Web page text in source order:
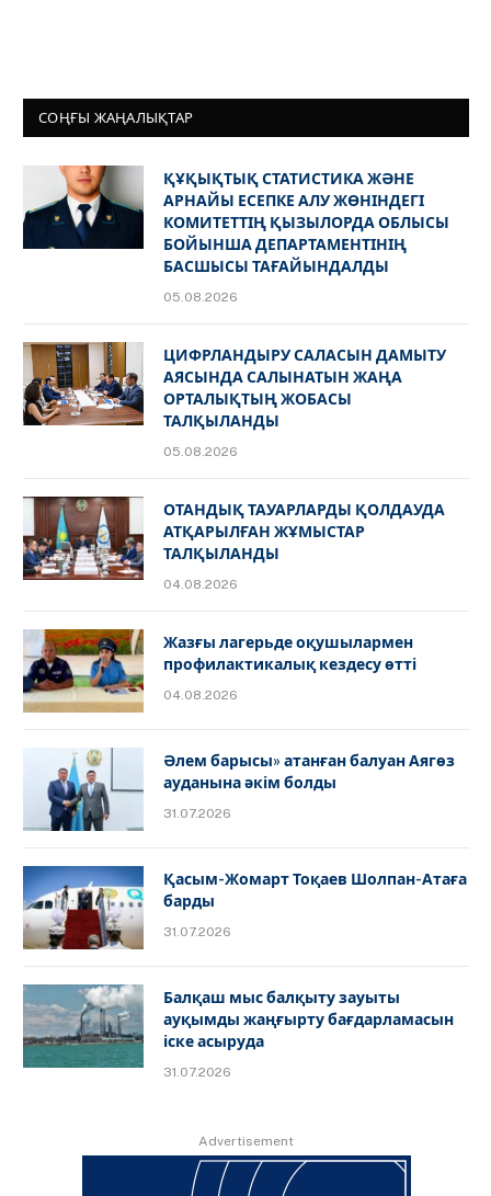
СОҢҒЫ ЖАҢАЛЫҚТАР
ҚҰҚЫҚТЫҚ СТАТИСТИКА ЖӘНЕ
АРНАЙЫ ЕСЕПКЕ АЛУ ЖӨНІНДЕГІ
КОМИТЕТТІҢ ҚЫЗЫЛОРДА ОБЛЫСЫ
БОЙЫНША ДЕПАРТАМЕНТІНІҢ
БАСШЫСЫ ТАҒАЙЫНДАЛДЫ
05.08.2026
ЦИФРЛАНДЫРУ САЛАСЫН ДАМЫТУ
АЯСЫНДА САЛЫНАТЫН ЖАҢА
ОРТАЛЫҚТЫҢ ЖОБАСЫ
ТАЛҚЫЛАНДЫ
05.08.2026
ОТАНДЫҚ ТАУАРЛАРДЫ ҚОЛДАУДА
АТҚАРЫЛҒАН ЖҰМЫСТАР
ТАЛҚЫЛАНДЫ
04.08.2026
Жазғы лагерьде оқушылармен
профилактикалық кездесу өтті
04.08.2026
Әлем барысы» атанған балуан Аягөз
ауданына әкім болды
31.07.2026
Қасым-Жомарт Тоқаев Шолпан-Атаға
барды
31.07.2026
Балқаш мыс балқыту зауыты
ауқымды жаңғырту бағдарламасын
іске асыруда
31.07.2026
Advertisement